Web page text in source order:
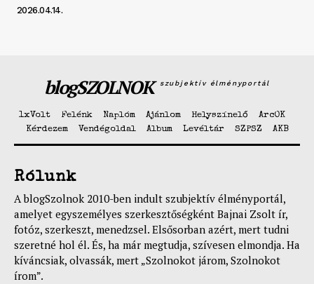
2026.04.14.
blogSZOLNOK szubjektív élményportál
1xVolt Felénk Naplóm Ajánlom Helyszínelő
ArcOK
Kérdezem
Vendégoldal Album Levéltár SZPSZ AKB
Rólunk
A blogSzolnok 2010-ben indult szubjektív élményportál,
amelyet egyszemélyes szerkesztőségként Bajnai Zsolt ír,
fotóz, szerkeszt, menedzsel. Elsősorban azért, mert tudni
szeretné hol él. És, ha már megtudja, szívesen elmondja. Ha
kíváncsiak, olvassák, mert „Szolnokot járom, Szolnokot
írom”.